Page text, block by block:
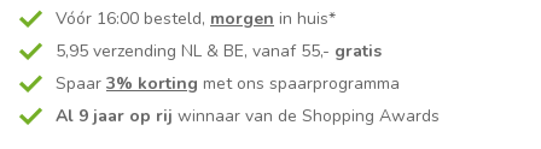
Vóór 16:00 besteld, morgen in huis*
5,95 verzending NL & BE, vanaf 55,- gratis
Spaar 3% korting met ons spaarprogramma
Al 9 jaar op rij winnaar van de Shopping Awards